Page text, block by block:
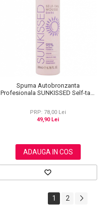
Spuma Autobronzanta
Profesionala SUNKISSED Self-tan,
PRP: 78,00 Lei
49,90 Lei
ADAUGA IN COS
1 2